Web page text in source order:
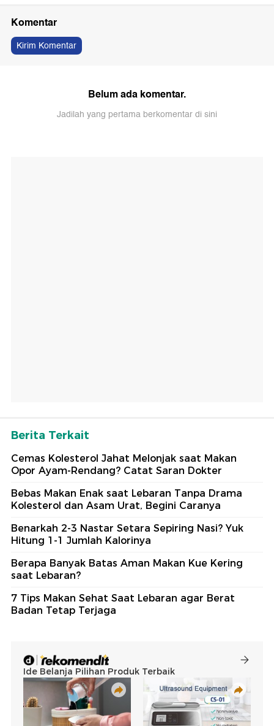
Komentar
Kirim Komentar
Belum ada komentar.
Jadilah yang pertama berkomentar di sini
Berita Terkait
Cemas Kolesterol Jahat Melonjak saat Makan
Opor Ayam-Rendang? Catat Saran Dokter
Bebas Makan Enak saat Lebaran Tanpa Drama
Kolesterol dan Asam Urat, Begini Caranya
Benarkah 2-3 Nastar Setara Sepiring Nasi? Yuk
Hitung 1-1 Jumlah Kalorinya
Berapa Banyak Batas Aman Makan Kue Kering
saat Lebaran?
7 Tips Makan Sehat Saat Lebaran agar Berat
Badan Tetap Terjaga